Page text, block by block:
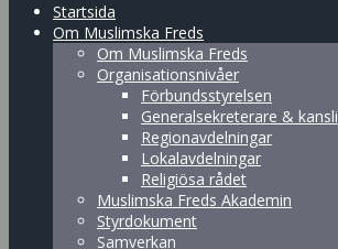
Startsida
Om Muslimska Freds
Om Muslimska Freds
Organisationsnivåer
Förbundsstyrelsen
Generalsekreterare & kansli
Regionavdelningar
Lokalavdelningar
Religiösa rådet
Muslimska Freds Akademin
Styrdokument
Samverkan